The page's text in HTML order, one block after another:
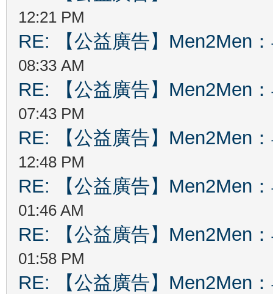
12:21 PM
RE: 【公益廣告】Men2Men
08:33 AM
RE: 【公益廣告】Men2Men
07:43 PM
RE: 【公益廣告】Men2Men
12:48 PM
RE: 【公益廣告】Men2Men
01:46 AM
RE: 【公益廣告】Men2Men
01:58 PM
RE: 【公益廣告】Men2Men